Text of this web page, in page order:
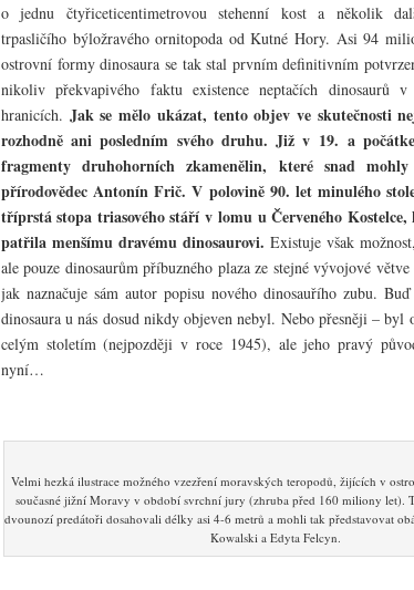
o jednu čtyřiceticentimetrovou stehenní kost a několik
trpasličího býložravého ornitopoda od Kutné Hory. Asi 94
ostrovní formy dinosaura se tak stal prvním definitivním
nikoliv překvapivého faktu existence neptačích dinosaurů v
hranicích. Jak se mělo ukázat, tento objev ve skutečnosti
rozhodně ani posledním svého druhu. Již v 19. a
fragmenty druhohorních zkamenělin, které snad
přírodovědec Antonín Frič. V polovině 90. let minulého
tříprstá stopa triasového stáří v lomu u Červeného Kostelce,
patřila menšímu dravému dinosaurovi. Existuje však
ale pouze dinosaurům příbuzného plaza ze stejné vývojové
jak naznačuje sám autor popisu nového dinosauřího zubu.
dinosaura u nás dosud nikdy objeven nebyl. Nebo přesněji – byl
celým stoletím (nejpozději v roce 1945), ale jeho pravý
nyní…
Velmi hezká ilustrace možného vzezření moravských teropodů, žijících v
současné jižní Moravy v období svrchní jury (zhruba před 160 miliony let).
dvounozí predátoři dosahovali délky asi 4-6 metrů a mohli tak představovat
Kowalski a Edyta Felcyn.